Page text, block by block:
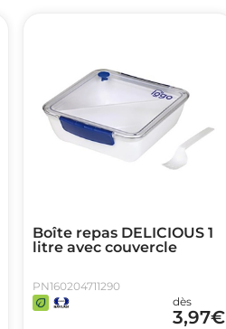
Boîte repas DELICIOUS 1
litre avec couvercle
PN160204711290
dès
3,97€